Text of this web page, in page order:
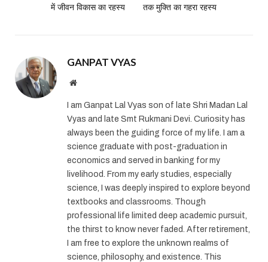
में जीवन विकास का रहस्य
तक मुक्ति का गहरा रहस्य
GANPAT VYAS
Website
I am Ganpat Lal Vyas son of late Shri Madan Lal
Vyas and late Smt Rukmani Devi. Curiosity has
always been the guiding force of my life. I am a
science graduate with post-graduation in
economics and served in banking for my
livelihood. From my early studies, especially
science, I was deeply inspired to explore beyond
textbooks and classrooms. Though
professional life limited deep academic pursuit,
the thirst to know never faded. After retirement,
I am free to explore the unknown realms of
science, philosophy, and existence. This